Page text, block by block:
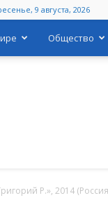
9 августа, 2026
Общество
Р.», 2014